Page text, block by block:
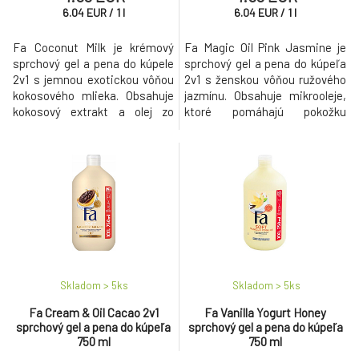
6.04 EUR / 1 l
Fa Coconut Milk je krémový
sprchový gel a pena do kúpele
2v1 s jemnou exotickou vôňou
kokosového mlieka. Obsahuje
kokosový extrakt a olej zo
chrániť pred vysušovaním.
6.04 EUR/ 1 l
Fa Magic Oil Pink Jasmine je
sprchový gel a pena do kúpeľa
2v1 s ženskou vôňou ružového
jazmínu. Obsahuje mikrooleje,
ktoré pomáhajú pokožku
Fa Cream & Oil Cacao 2v1
sprchový gel a pena do kúpeľa
750 ml
Skladom > 5ks
Fa Vanilla Yogurt Honey
sprchový gel a pena do kúpeľa
750 ml
Skladom > 5ks